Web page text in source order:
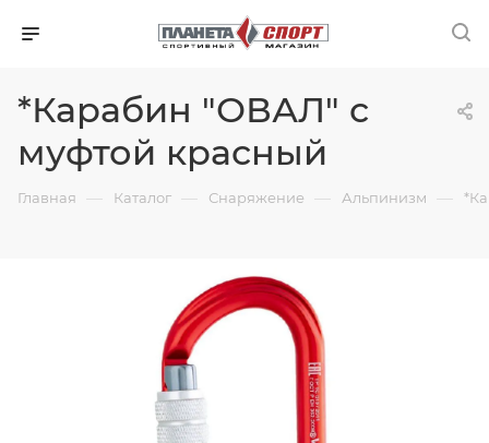
*Карабин "ОВАЛ" с
муфтой красный
Главная — Каталог — Снаряжение — Альпинизм —